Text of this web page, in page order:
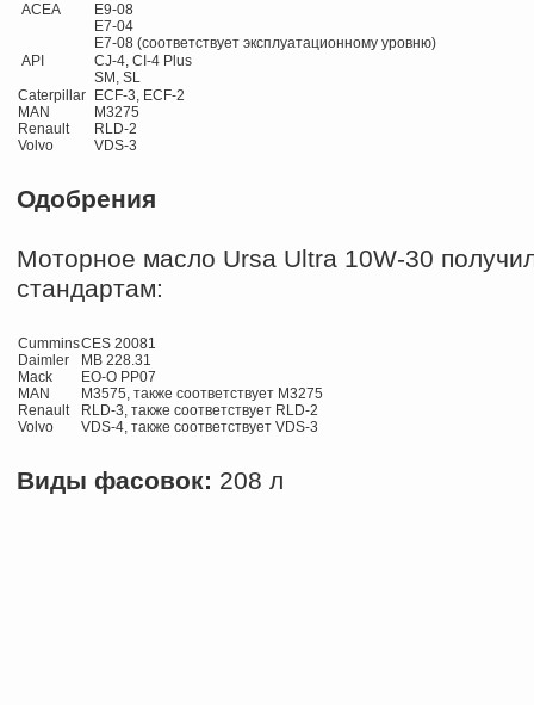
ACEA
E9-08
E7-04
E7-08 (соответствует эксплуатационному уровню)
API
CJ-4, CI-4 Plus
SM, SL
Caterpillar
MAN
Renault
Volvo
ECF-3, ECF-2
M3275
RLD-2
VDS-3
Одобрения
Моторное масло Ursa Ultra 10W-30
стандартам:
Cummins
Daimler
Mack
MAN
Renault
Volvo
CES 20081
MB 228.31
EO-O PP07
M3575, также соответствует М3275
RLD-3, также соответствует RLD-2
VDS-4, также соответствует VDS-3
Виды фасовок: 208 л